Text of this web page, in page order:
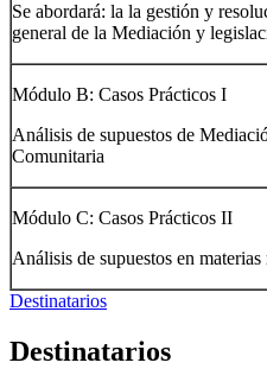
Se abordará: la la gestión y
general de la Mediación y
Módulo B: Casos Prácticos I
Análisis de supuestos de
Comunitaria
Módulo C: Casos Prácticos II
Análisis de supuestos en
Destinatarios
Destinatarios